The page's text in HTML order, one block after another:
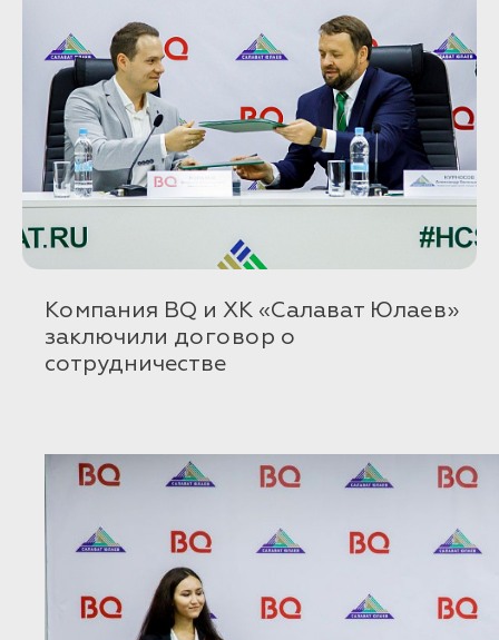
Компания BQ и ХК «Салават Юлаев»
заключили договор о
сотрудничестве